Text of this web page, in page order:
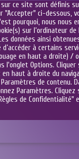
ce site sont définis
"Accepter" ci-dessous,
pourquoi, nous nous
sur l’ordinateur
données ainsi
à certains
en haut a droite) /
l'onglet Options.
en haut à droite du
de contenu.
Paramètres.
de